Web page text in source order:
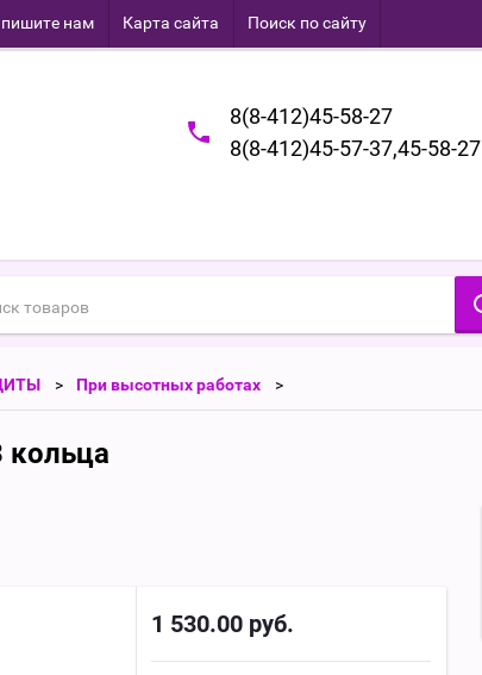
нам Карта сайта Поиск по сайту
8(8-412)45-58-27
8(8-412)45-57-37,45-58-27
При высотных работах
кольца
1 530.00 руб.